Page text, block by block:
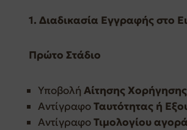
1. Διαδικασία Εγγραφής στο
Πρώτο Στάδιο
Υποβολή Αίτησης Χορήγησης
ΑντίγραφοΤαυτότητας ή
ΑντίγραφοΤιμολογίου